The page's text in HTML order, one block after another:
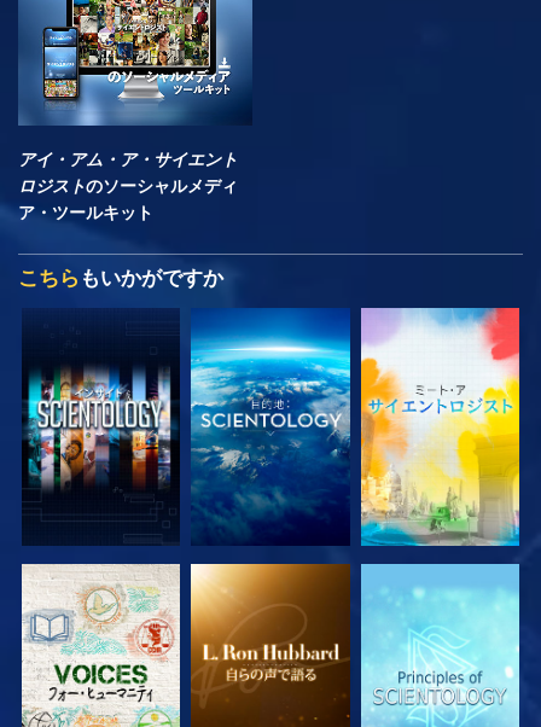
アイ・アム・ア・サイエント
ロジストのソーシャルメディ
ア・ツールキット
こちら もいかがですか
シリーズを探求 シリーズを探求 シリーズを探求